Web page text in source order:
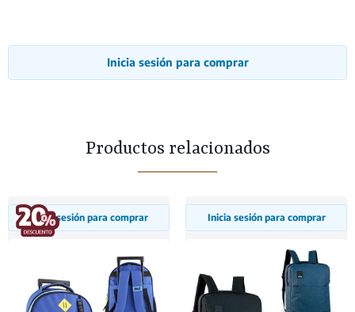
Inicia sesión para comprar
Productos relacionados
Inicia sesión para comprar Inicia sesión para comprar